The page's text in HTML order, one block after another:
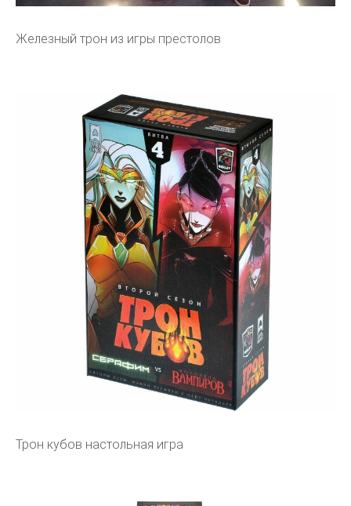
Железный трон из игры престолов
Трон кубов настольная игра